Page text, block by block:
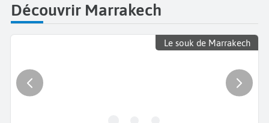
Découvrir Marrakech
Le souk de Marrakech